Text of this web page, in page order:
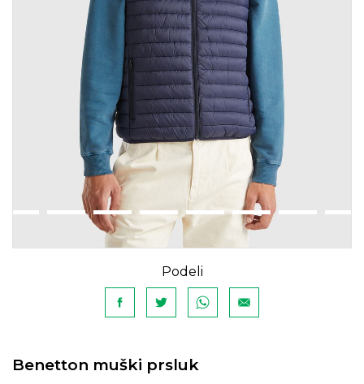
Podeli
Benetton muški prsluk